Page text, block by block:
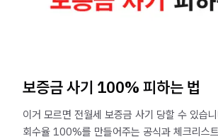
보증금 사기 100% 피하는 법
이거 모르면 전월세 보증금 사기 당할 수 있습
회수율 100%를 만들어주는 공식과 체크리스